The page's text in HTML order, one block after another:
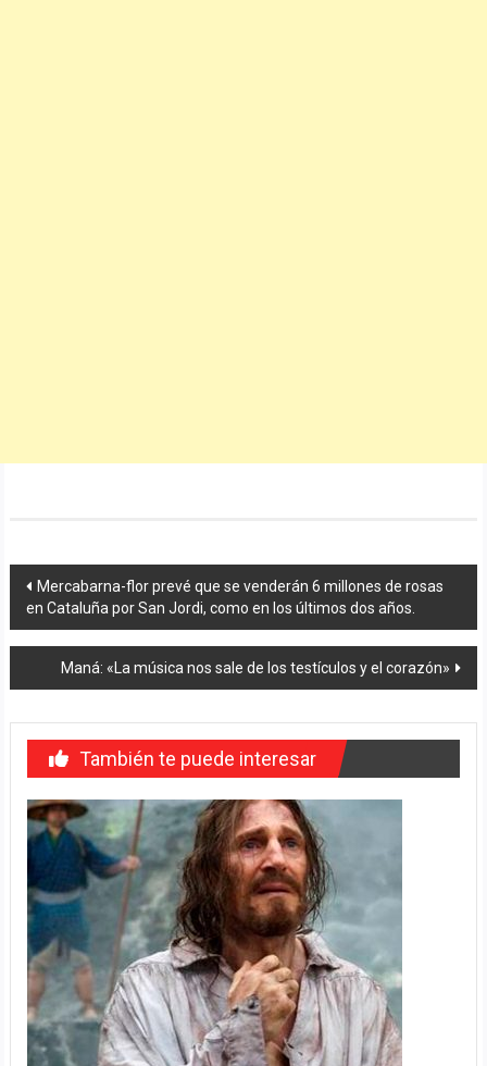
Navegación
de
entradas
Mercabarna-flor prevé que se venderán 6 millones de rosas
en Cataluña por San Jordi, como en los últimos dos años.
Maná: «La música nos sale de los testículos y el corazón»
También te puede interesar